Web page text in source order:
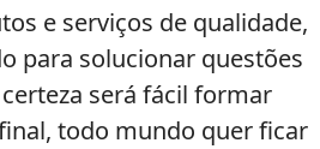
e serviços de qualidade,
para solucionar questões
será fácil formar
todo mundo quer ficar